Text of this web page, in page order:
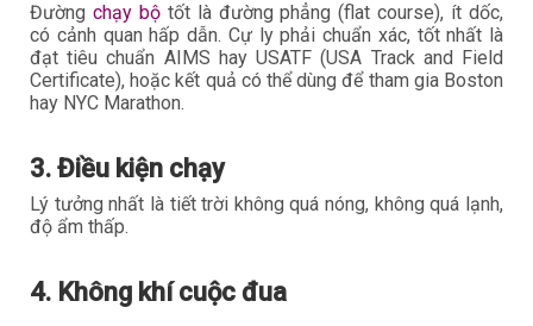
Đường chạy bộtốt là đường phẳng (flat course), ít dốc,
có cảnh quan hấp dẫn. Cự ly phải chuẩn xác, tốt nhất là
đạt tiêu chuẩn AIMS hay USATF (USA Track and Field
Certificate), hoặc kết quả có thể dùng để tham gia Boston
hay NYC Marathon.
3. Điều kiện chạy
Lý tưởng nhất là tiết trời không quá nóng, không quá lạnh,
độ ẩm thấp.
4. Không khí cuộc đua